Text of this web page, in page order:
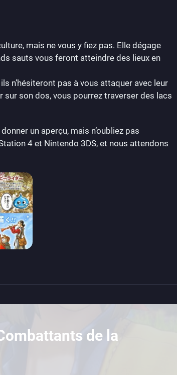
mais ne vous y fiez pas. Elle dégage
sauts vous feront atteindre des lieux en
n’hésiteront pas à vous attaquer avec leur
sur son dos, vous pourrez traverser des lacs
un aperçu, mais n’oubliez pas
4 et Nintendo 3DS, et nous attendons
de la